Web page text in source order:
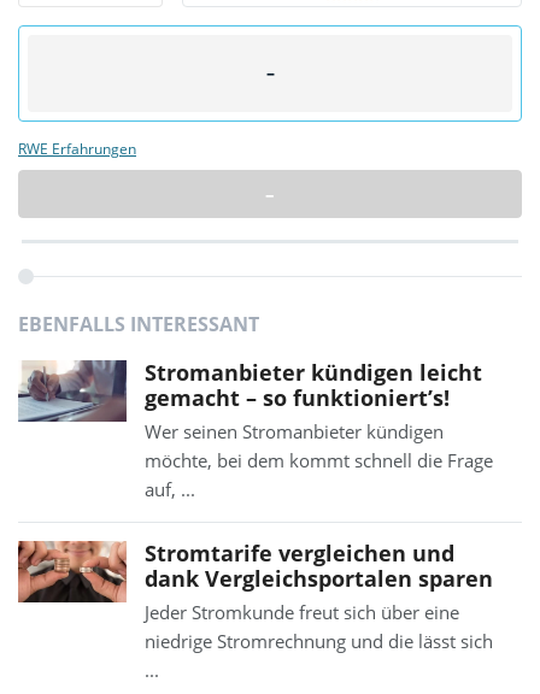
–
RWE Erfahrungen
–
EBENFALLS INTERESSANT
Stromanbieter kündigen leicht
gemacht – so funktioniert’s!
Wer seinen Stromanbieter kündigen
möchte, bei dem kommt schnell die Frage
auf, ...
Stromtarife vergleichen und
dank Vergleichsportalen sparen
Jeder Stromkunde freut sich über eine
niedrige Stromrechnung und die lässt sich
...